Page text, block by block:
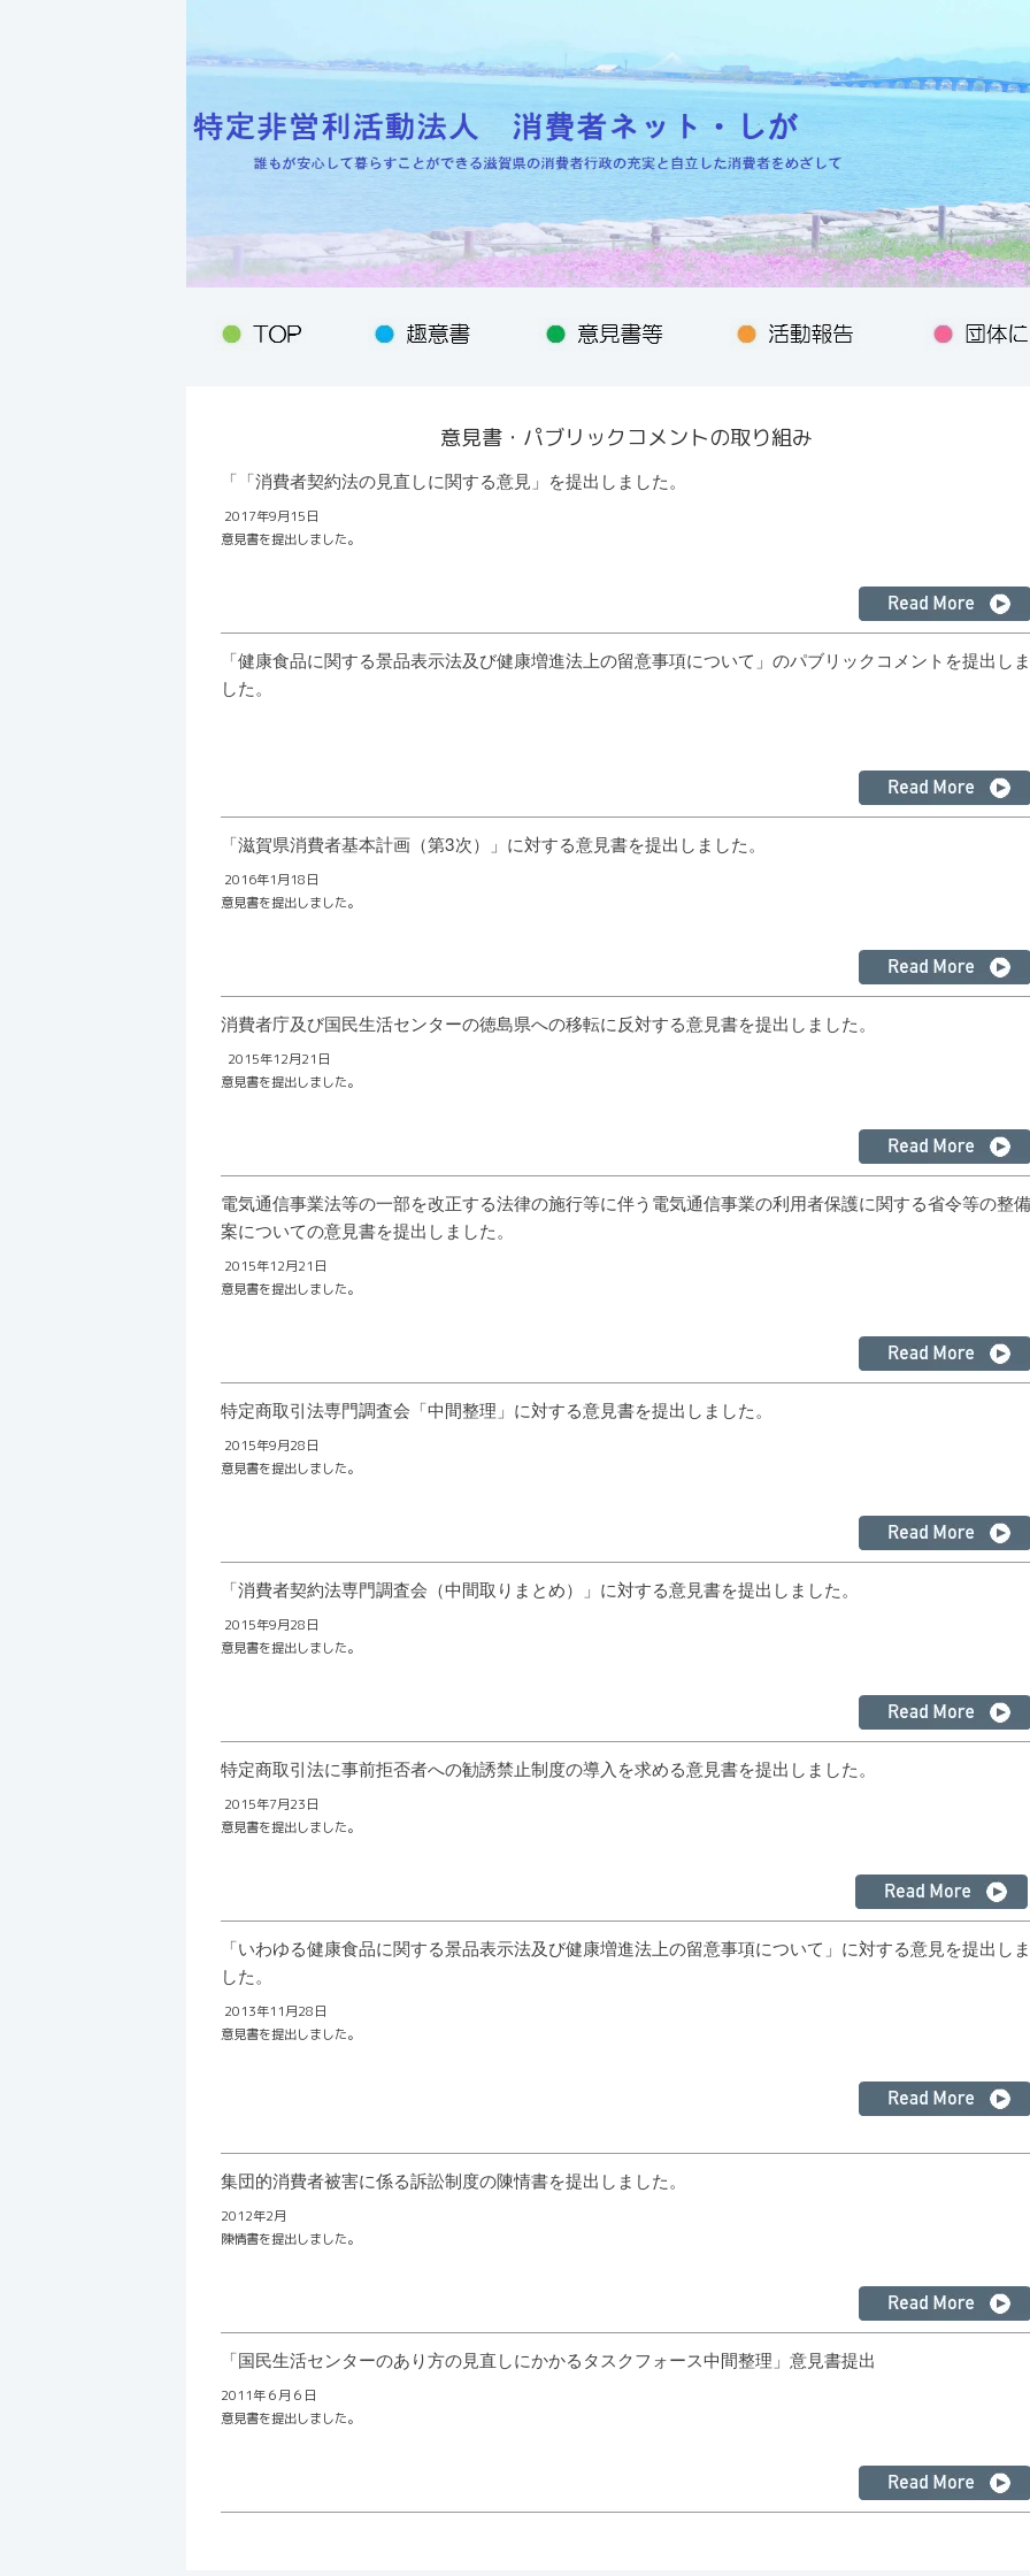
意見書・パブリックコメントの取り組み
「「消費者契約法の見直しに関する意見」を提出しました。
2017年9月15日
意見書を提出しました。
「健康食品に関する景品表示法及び健康増進法上の留意事項について」のパブリックコメントを提出しま
した。
「滋賀県消費者基本計画（第3次）」に対する意見書を提出しました。
2016年1月18日
意見書を提出しました。
消費者庁及び国民生活センターの徳島県への移転に反対する意見書を提出しました。
2015年12月21日
意見書を提出しました。
電気通信事業法等の一部を改正する法律の施行等に伴う電気通信事業の利用者保護に関する省令等の整備
案についての意見書を提出しました。
2015年12月21日
意見書を提出しました。
特定商取引法専門調査会「中間整理」に対する意見書を提出しました。
2015年9月28日
意見書を提出しました。
「消費者契約法専門調査会（中間取りまとめ）」に対する意見書を提出しました。
2015年9月28日
意見書を提出しました。
特定商取引法に事前拒否者への勧誘禁止制度の導入を求める意見書を提出しました。
2015年7月23日
意見書を提出しました。
「いわゆる健康食品に関する景品表示法及び健康増進法上の留意事項について」に対する意見を提出しま
した。
2013年11月28日
意見書を提出しました。
集団的消費者被害に係る訴訟制度の陳情書を提出しました。
2012年2月
陳情書を提出しました。
「国民生活センターのあり方の見直しにかかるタスクフォース中間整理」意見書提出
2011年６月６日
意見書を提出しました。